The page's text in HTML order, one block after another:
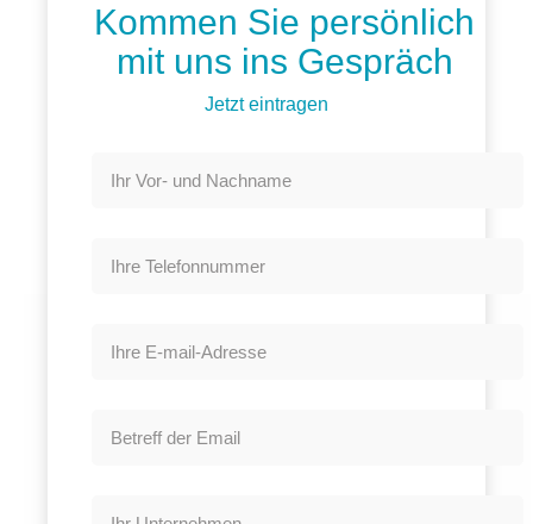
Kommen Sie persönlich
mit uns ins Gespräch
Jetzt eintragen